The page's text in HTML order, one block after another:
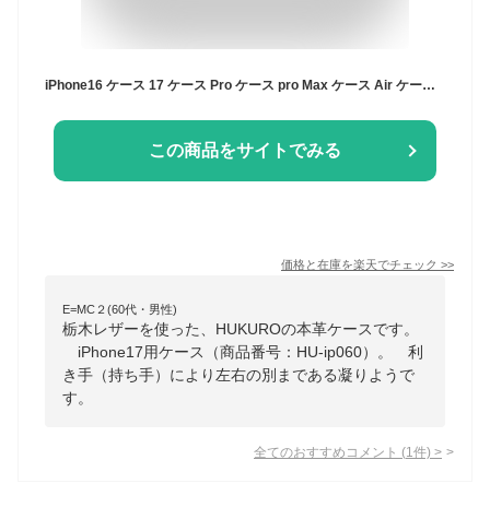
iPhone16 ケース 17 ケース Pro ケース pro Max ケース Air ケース 本革 落下防止 栃木 レザー 耐衝撃 アイフォン カバー 保護 シンプル スマホケース スマホリング ストラップホール グリップ 日本製 HUKURO
この商品をサイトでみる
価格と在庫を楽天でチェック >>
E=MC２(60代・男性)
栃木レザーを使った、HUKUROの本革ケースです。
iPhone17用ケース（商品番号：HU-ip060）。 利
き手（持ち手）により左右の別まである凝りようで
す。
全てのおすすめコメント (1 件) >